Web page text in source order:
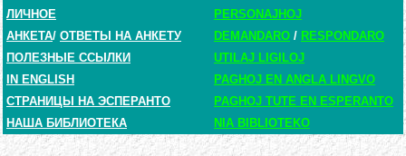
ЛИЧНОЕ
PERSONAJHOJ
АНКЕТА/ ОТВЕТЫ НА АНКЕТУ DEMANDARO / RESPONDARO
ПОЛЕЗНЫЕ ССЫЛКИ
UTILAJ LIGILOJ
IN ENGLISH
PAGHOJ EN ANGLA LINGVO
СТРАНИЦЫ НА ЭСПЕРАНТО
PAGHOJ TUTE EN ESPERANTO
НАША БИБЛИОТЕКА
NIA BIBLIOTEKO